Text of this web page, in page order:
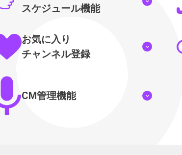
スケジュール機能
お気に入り
チャンネル登録
CM管理機能